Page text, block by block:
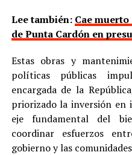
Lee también: Cae
de Punta Cardón en
Estas obras y
políticas públicas
encargada de la
priorizado la inversión
eje fundamental del
coordinar esfuerzos
gobierno y las